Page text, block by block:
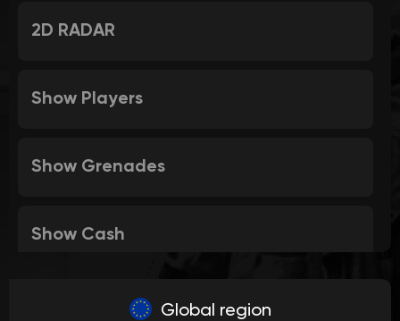
2D RADAR
Show Players
Show Grenades
Show Cash
Show Armor Global region